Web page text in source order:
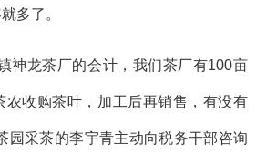
多了。
神龙茶厂的会计，我们茶厂有100亩
农收购茶叶，加工后再销售，有没有
园采茶的李宇青主动向税务干部咨询